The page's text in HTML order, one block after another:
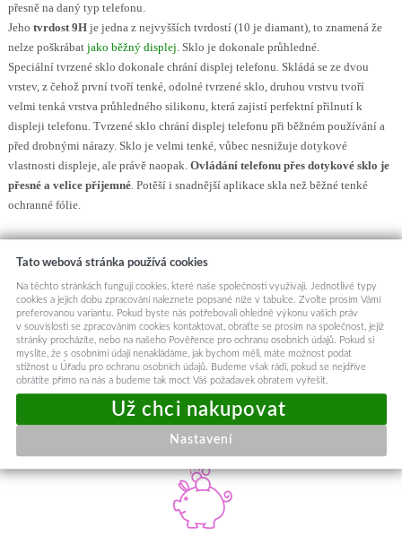
přesně na daný typ telefonu.
Jeho tvrdost 9Hje jedna z nejvyšších tvrdostí (10 je diamant), to znamená že
nelze poškrábat jako běžný displej. Sklo je dokonale průhledné.
Speciální tvrzené sklo dokonale chrání displej telefonu. Skládá se ze dvou
vrstev, z čehož první tvoří tenké, odolné tvrzené sklo, druhou vrstvu tvoří
velmi tenká vrstva průhledného silikonu, která zajistí perfektní přilnutí k
displeji telefonu. Tvrzené sklo chrání displej telefonu při běžném používání a
před drobnými nárazy. Sklo je velmi tenké, vůbec nesnižuje dotykové
vlastnosti displeje, ale právě naopak. Ovládání telefonu přes dotykové sklo je
přesné a velice příjemné. Potěší i snadnější aplikace skla než běžné tenké
ochranné fólie.
vyrobeno přesně na daný typ telefonu
velice odolné proti poškrábání
omezuje odlesky a otisky prstů
vyhlazuje a zaceluje již drobně poškrábaný displej
při rozbití se rozbije na malé kousky, které nejsou ostré, nepoškodí
tak chráněný displej
nesnižuje dotykové vlastnosti displeje ani čitelnost displeje
Tato webová stránka používá cookies
Na těchto stránkách fungují cookies, které naše společnosti využívají. Jednotlivé typy
cookies a jejich dobu zpracování naleznete popsané níže v tabulce. Zvolte prosím Vámi
preferovanou variantu. Pokud byste nás potřebovali ohledně výkonu vašich práv
v souvislosti se zpracováním cookies kontaktovat, obraťte se prosím na společnost, jejíž
stránky procházíte, nebo na našeho Pověřence pro ochranu osobních údajů. Pokud si
myslíte, že s osobními údaji nenakládáme, jak bychom měli, máte možnost podat
stížnost u Úřadu pro ochranu osobních údajů. Budeme však rádi, pokud se nejdříve
obrátíte přímo na nás a budeme tak moct Váš požadavek obratem vyřešit.
Nastavení